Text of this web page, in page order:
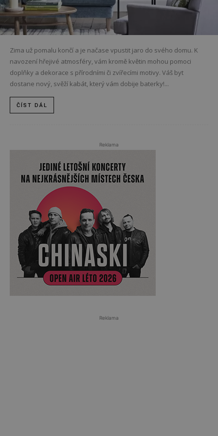
Zima už pomalu končí a je načase vpustit jaro do svého domu. K
navození hřejivé atmosféry, vám kromě květin mohou pomoci
doplňky a dekorace s přírodními či zvířecími motivy. Váš byt
dostane nový, svěží kabát, který vám dobije baterky!...
ČÍST DÁL
Reklama
Reklama